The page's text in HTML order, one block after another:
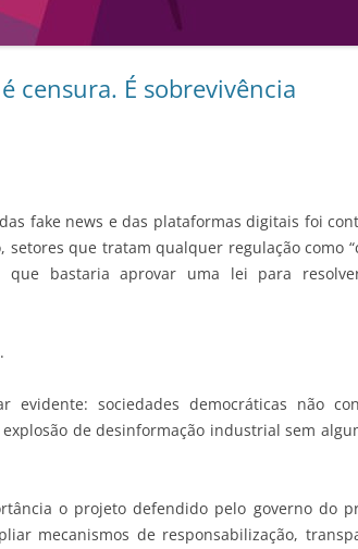
censura. É sobrevivência
fake news e das plataformas digitais foi
que tratam qualquer regulação como
que bastaria aprovar uma lei para
sociedades democráticas não
de desinformação industrial sem
o projeto defendido pelo governo do
mecanismos de responsabilização,